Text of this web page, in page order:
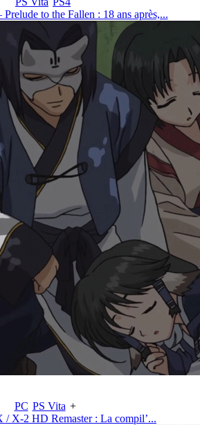
to the Fallen : 18 ans après,...
PC PS Vita +
/ X-2 HD Remaster : La compil’...